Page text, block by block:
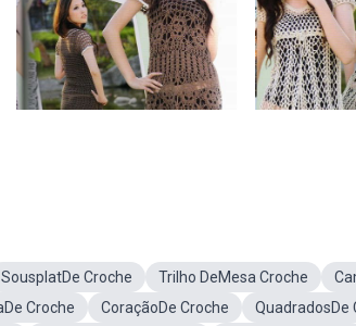
SousplatDe Croche Trilho DeMesa Croche
Croche CoraçãoDe Croche QuadradosDe